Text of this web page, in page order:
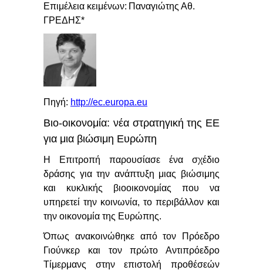
Επιμέλεια κειμένων: Παναγιώτης Αθ.
ΓΡΕΔΗΣ*
Πηγή: http://ec.europa.eu
Βιο-οικονομία: νέα στρατηγική της ΕΕ
για μια βιώσιμη Ευρώπη
Η Επιτροπή παρουσίασε ένα σχέδιο
δράσης για την ανάπτυξη μιας βιώσιμης
και κυκλικής βιοοικονομίας που να
υπηρετεί την κοινωνία, το περιβάλλον και
την οικονομία της Ευρώπης.
Όπως ανακοινώθηκε από τον Πρόεδρο
Γιούνκερ και τον πρώτο Αντιπρόεδρο
Τίμερμανς στην επιστολή προθέσεών